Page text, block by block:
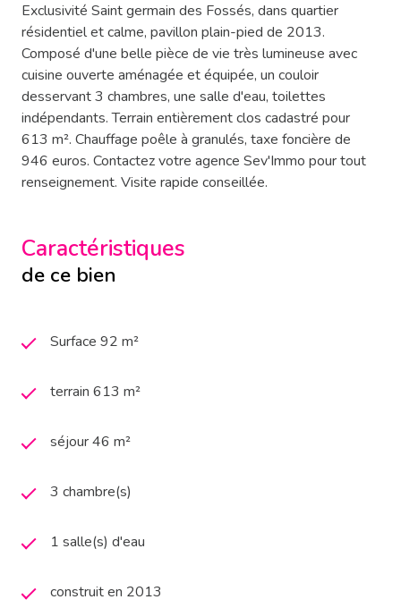
Exclusivité Saint germain des Fossés, dans quartier
résidentiel et calme, pavillon plain-pied de 2013.
Composé d'une belle pièce de vie très lumineuse avec
cuisine ouverte aménagée et équipée, un couloir
desservant 3 chambres, une salle d'eau, toilettes
indépendants. Terrain entièrement clos cadastré pour
613 m². Chauffage poêle à granulés, taxe foncière de
946 euros. Contactez votre agence Sev'Immo pour tout
renseignement. Visite rapide conseillée.
Caractéristiques
de ce bien
Surface 92 m²
terrain 613 m²
séjour 46 m²
3 chambre(s)
1 salle(s) d'eau
construit en 2013